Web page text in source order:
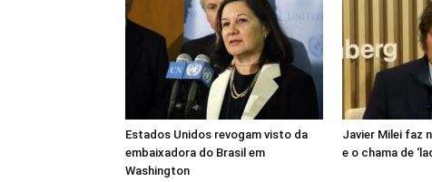
Estados Unidos revogam visto da
embaixadora do Brasil em
Washington
Javier Milei faz
e o chama de